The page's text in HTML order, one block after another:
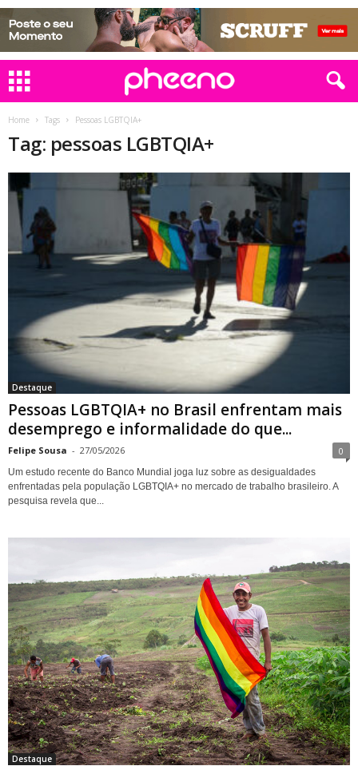
Home Tags Pessoas LGBTQIA+
Tag: pessoas LGBTQIA+
Destaque
Pessoas LGBTQIA+ no Brasil enfrentam mais
desemprego e informalidade do que...
Felipe Sousa - 27/05/2026 0
Um estudo recente do Banco Mundial joga luz sobre as desigualdades
enfrentadas pela população LGBTQIA+ no mercado de trabalho brasileiro. A
pesquisa revela que...
Destaque